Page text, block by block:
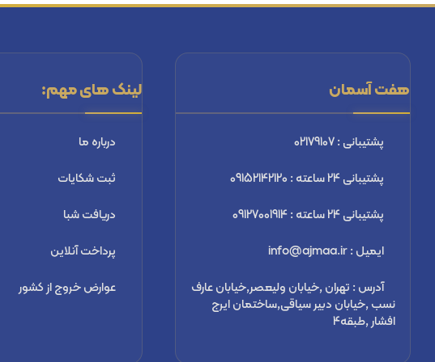
هفت آسمان
پشتیبانی : 02179107
پشتیبانی 24 ساعته : 09152142120
پشتیبانی 24 ساعته : 09127001914
ایمیل : info@ajmaa.ir
آدرس : تهران ,خیابان ولیعصر,خیابان عارف
نسب ,خیابان دبیر سیاقی,ساختمان ایرج
افشار ,طبقه4
لینک های مهم:
درباره ما
ثبت شكايات
دریافت شبا
پرداخت آنلاین
عوارض خروج از کشور